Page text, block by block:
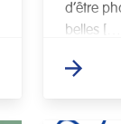
d’être
belles